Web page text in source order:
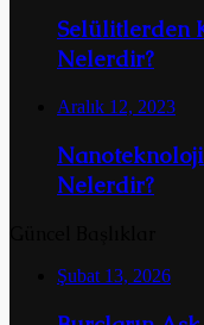
Selülitlerden
Nelerdir?
Aralık 12, 2023
Nelerdir?
Şubat 13, 2026